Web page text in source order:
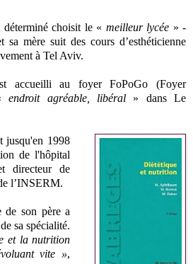
déterminé choisit le « meilleur lycée » -
mère suit des cours d’esthéticienne
à Tel Aviv.
accueilli au foyer FoPoGo (Foyer
«endroit agréable, libéral» dans Le
jusqu'en 1998
de l'hôpital
directeur de
l’INSERM.
son père a
sa spécialité.
et la nutrition
vite »,